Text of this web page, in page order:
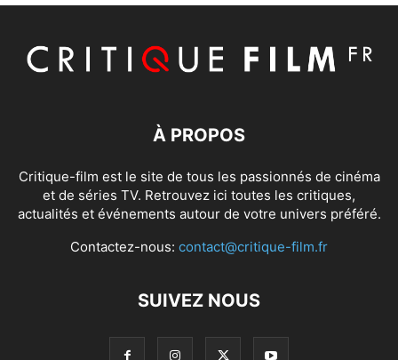
À PROPOS
Critique-film est le site de tous les passionnés de cinéma
et de séries TV. Retrouvez ici toutes les critiques,
actualités et événements autour de votre univers préféré.
Contactez-nous: contact@critique-film.fr
SUIVEZ NOUS